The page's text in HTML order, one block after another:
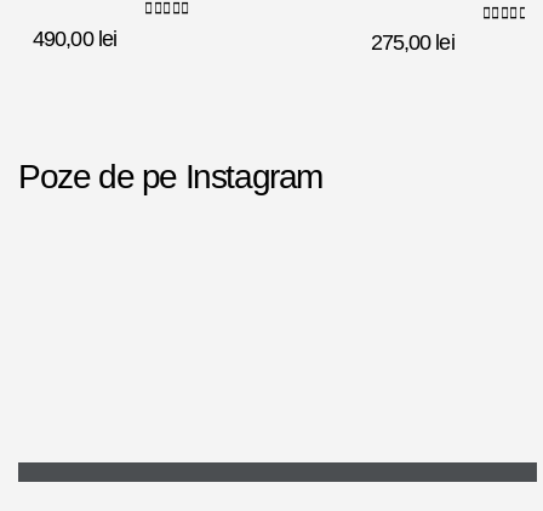
490,00 lei 275,00 lei
Poze de pe Instagram